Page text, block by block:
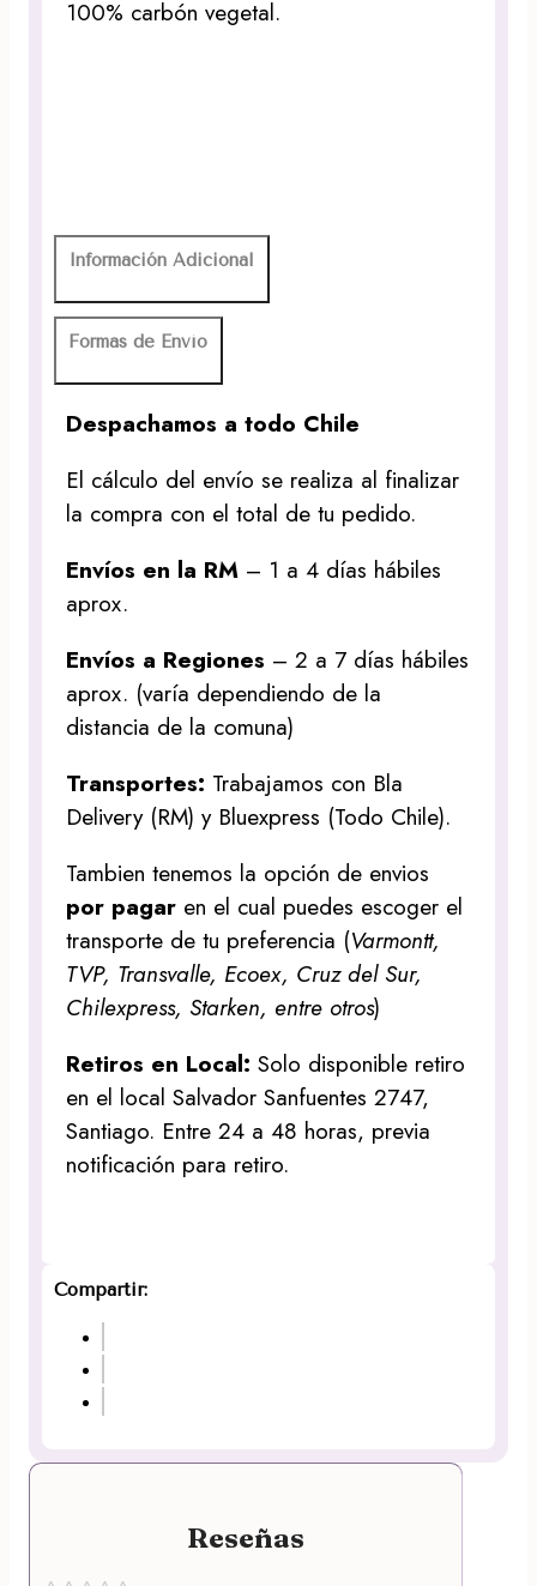
100% carbón vegetal.
Información Adicional
Formas de Envío
Despachamos a todo Chile
El cálculo del envío se realiza al finalizar
la compra con el total de tu pedido.
Envíos en la RM – 1 a 4 días hábiles
aprox.
Envíos a Regiones – 2 a 7 días hábiles
aprox. (varía dependiendo de la
distancia de la comuna)
Transportes: Trabajamos con Bla
Delivery (RM) y Bluexpress (Todo Chile).
Tambien tenemos la opción de envios
por pagar en el cual puedes escoger el
transporte de tu preferencia (Varmontt,
TVP, Transvalle, Ecoex, Cruz del Sur,
Chilexpress, Starken, entre otros)
Retiros en Local:Solo disponible retiro
en el local Salvador Sanfuentes 2747,
Santiago. Entre 24 a 48 horas, previa
notificación para retiro.
Compartir:
Reseñas